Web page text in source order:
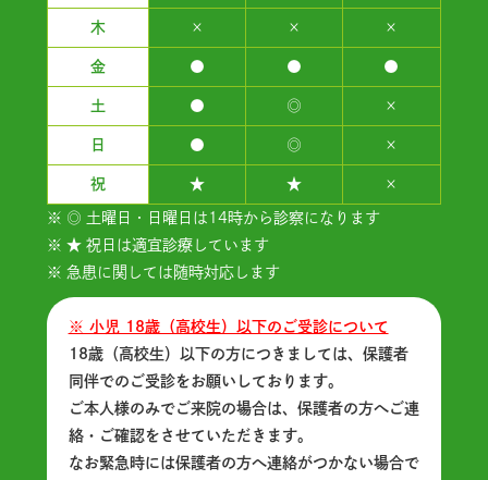
木 × × ×
金 ● ● ●
土 ● ◎ ×
日 ● ◎ ×
祝 ★ ★ ×
※ ◎ 土曜日・日曜日は14時から診察になります
※ ★ 祝日は適宜診療しています
※ 急患に関しては随時対応します
※ 小児 18歳（高校生）以下のご受診について
18歳（高校生）以下の方につきましては、保護者
同伴でのご受診をお願いしております。
ご本人様のみでご来院の場合は、保護者の方へご連
絡・ご確認をさせていただきます。
なお緊急時には保護者の方へ連絡がつかない場合で